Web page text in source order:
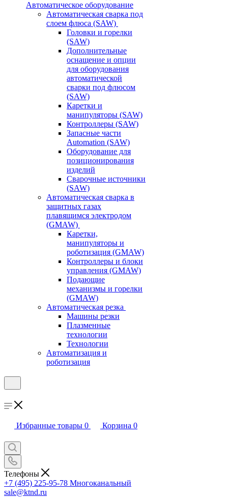
Автоматическое оборудование
Автоматическая сварка под
слоем флюса (SAW)
Головки и горелки
(SAW)
Дополнительные
оснащение и опции
для оборудования
автоматической
сварки под флюсом
(SAW)
Каретки и
манипуляторы (SAW)
Контроллеры (SAW)
Запасные части
Automation (SAW)
Оборудование для
позиционирования
изделий
Сварочные источники
(SAW)
Автоматическая сварка в
защитных газах
плавящимся электродом
(GMAW)
Каретки,
манипуляторы и
роботизация (GMAW)
Контроллеры и блоки
управления (GMAW)
Подающие
механизмы и горелки
(GMAW)
Автоматическая резка
Машины резки
Плазменные
технологии
Технологии
Автоматизация и
роботизация
Избранные товары 0 Корзина 0
Телефоны
+7 (495) 225-95-78 Многоканальный
sale@ktnd.ru